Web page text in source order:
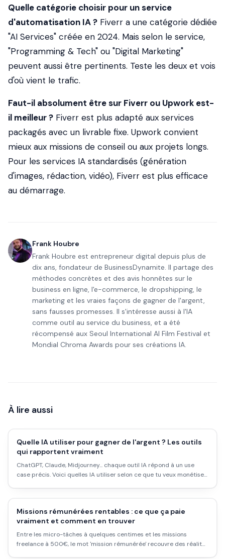
Quelle catégorie choisir pour un service
d'automatisation IA ? Fiverr a une catégorie dédiée
"AI Services" créée en 2024. Mais selon le service,
"Programming & Tech" ou "Digital Marketing"
peuvent aussi être pertinents. Teste les deux et vois
d'où vient le trafic.
Faut-il absolument être sur Fiverr ou Upwork est-
il meilleur ? Fiverr est plus adapté aux services
packagés avec un livrable fixe. Upwork convient
mieux aux missions de conseil ou aux projets longs.
Pour les services IA standardisés (génération
d'images, rédaction, vidéo), Fiverr est plus efficace
au démarrage.
Frank Houbre
Frank Houbre est entrepreneur digital depuis plus de
dix ans, fondateur de BusinessDynamite. Il partage des
méthodes concrètes et des avis honnêtes sur le
business en ligne, l'e-commerce, le dropshipping, le
marketing et les vraies façons de gagner de l'argent,
sans fausses promesses. Il s'intéresse aussi à l'IA
comme outil au service du business, et a été
récompensé aux Seoul International AI Film Festival et
Mondial Chroma Awards pour ses créations IA.
À lire aussi
Quelle IA utiliser pour gagner de l'argent ? Les outils
qui rapportent vraiment
ChatGPT, Claude, Midjourney... chaque outil IA répond à un use
case précis. Voici quelles IA utiliser selon ce que tu veux monétiser
Missions rémunérées rentables : ce que ça paie
vraiment et comment en trouver
Entre les micro-tâches à quelques centimes et les missions
freelance à 500€, le mot 'mission rémunérée' recouvre des réalités